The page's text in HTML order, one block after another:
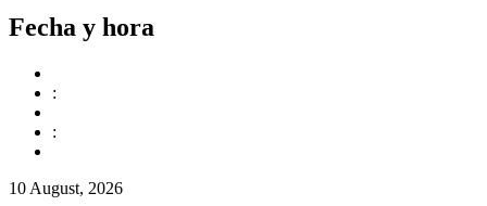
Fecha y hora
:
:
10 August, 2026